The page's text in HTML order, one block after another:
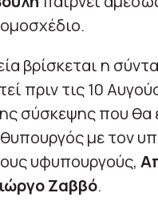
βρίσκεται η
πριν τις 10
σύσκεψης που θα
με τον
υφυπουργούς,
Ζαββό.